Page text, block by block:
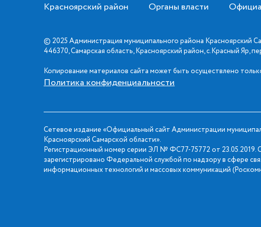
Красноярский район Органы власти
© 2025 Администрация муниципального района Красноярский
446370, Самарская область, Красноярский район, с.Красный Яр,
Копирование материалов сайта может быть осуществлено
Политика конфиденциальности
Сетевое издание «Официальный сайт Администрации
Красноярский Самарской области».
Регистрационный номер серии ЭЛ № ФС77-75772 от 23.05.2019.
зарегистрировано Федеральной службой по надзору в сфере
информационных технологий и массовых коммуникаций